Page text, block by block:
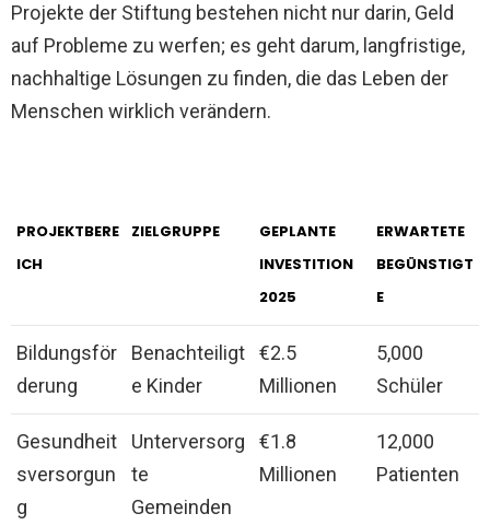
Projekte der Stiftung bestehen nicht nur darin, Geld
auf Probleme zu werfen; es geht darum, langfristige,
nachhaltige Lösungen zu finden, die das Leben der
Menschen wirklich verändern.
PROJEKTBERE
ICH
ZIELGRUPPE
GEPLANTE
INVESTITION
2025
ERWARTETE
BEGÜNSTIGT
E
Bildungsför
derung
Benachteiligt
e Kinder
€2.5
Millionen
5,000
Schüler
Gesundheit
sversorgun
g
Unterversorg
te
Gemeinden
€1.8
Millionen
12,000
Patienten